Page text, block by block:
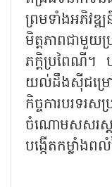
ព្រមទាំងអភិវឌ្
មិត្តភាពជាមួយ
ភក្តិប្រពៃណី។ ប
យល់ដឹងស៊ីជម្រៅ
កិច្ចការបរទរ
ចំណោមសសរស្ត
បង្កើតកម្លាំង